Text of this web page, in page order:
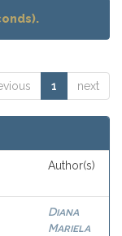
1 next
Author(s)
Diana
Mariela